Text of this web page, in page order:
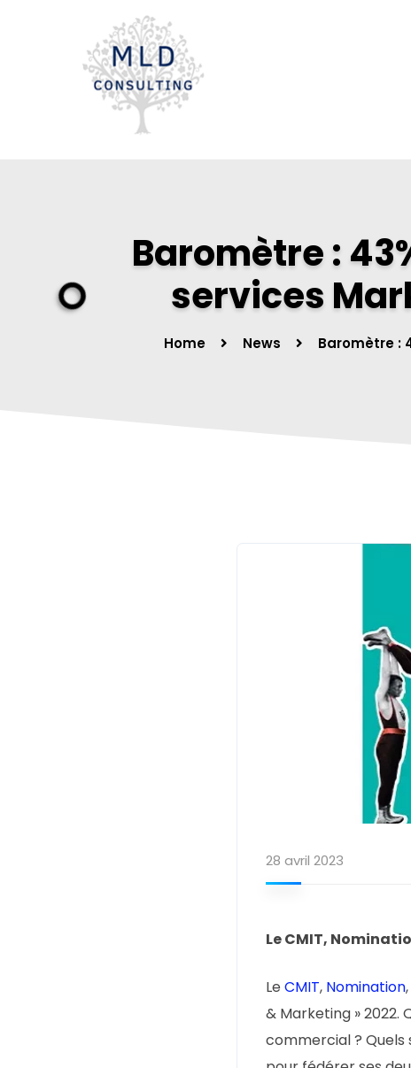
Baromètre :
services
Home News Baromètre :
28 avril 2023
Le CMIT,
Le CMIT, Nomination,
& Marketing » 2022.
commercial ? Quels